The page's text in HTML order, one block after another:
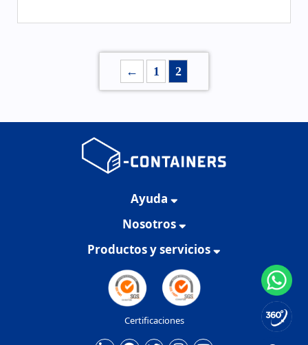
← 1 2
Ayuda
Nosotros
Productos y servicios
Certificaciones